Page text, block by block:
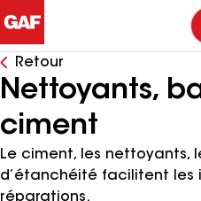
Retour
Nettoyants,
ciment
Le ciment, les nettoyants,
d’étanchéité facilitent les
réparations.